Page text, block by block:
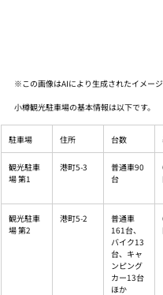
※この画像はAIにより生成されたイメージ
小樽観光駐車場の基本情報は以下です。
駐車場 住所 台数
観光駐車
場 第1
港町5-3
普通車90
台
観光駐車
場 第2
港町5-2
普通車
161台、
バイク13
台、キャ
ンピング
カー13台
ほか